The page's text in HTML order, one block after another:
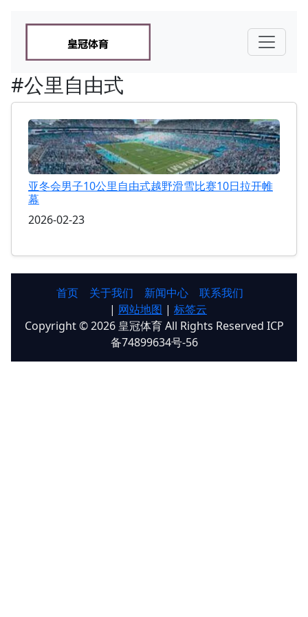
#公里自由式
亚冬会男子10公里自由式越野滑雪比赛10日拉开帷
幕
2026-02-23
首页 关于我们 新闻中心
联系我们
| 网站地图 | 标签云
Copyright © 2026 皇冠体育 All Rights Reserved ICP
备74899634号-56